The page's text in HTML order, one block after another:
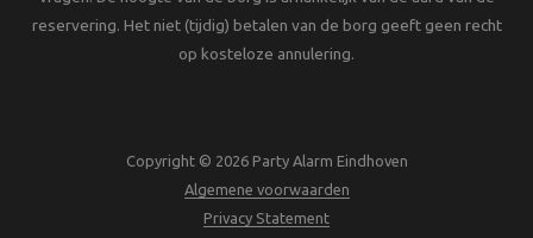
reservering. Het niet (tijdig) betalen van de borg geeft geen recht
op kosteloze annulering.
Copyright © 2026 Party Alarm Eindhoven
Algemene voorwaarden
Privacy Statement